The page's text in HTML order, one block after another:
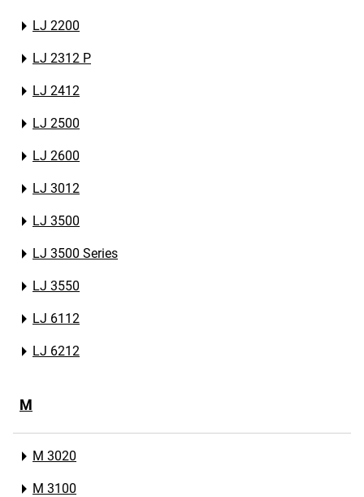
LJ 2200
LJ 2312 P
LJ 2412
LJ 2500
LJ 2600
LJ 3012
LJ 3500
LJ 3500 Series
LJ 3550
LJ 6112
LJ 6212
M
M 3020
M 3100